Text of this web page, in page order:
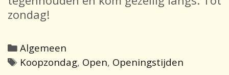
zondag!
Categories
Algemeen
Tags
Koopzondag, Open, Openingstijden